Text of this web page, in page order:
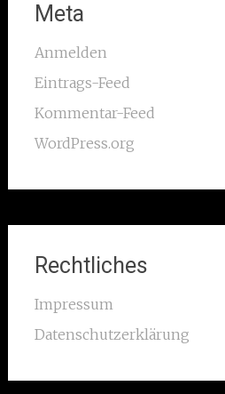
Meta
Anmelden
Eintrags-Feed
Kommentar-Feed
WordPress.org
Rechtliches
Impressum
Datenschutzerklärung